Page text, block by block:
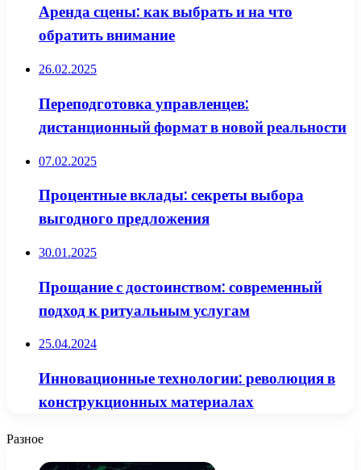
Аренда сцены: как выбрать и на что
обратить внимание
26.02.2025
Переподготовка управленцев:
дистанционный формат в новой реальности
07.02.2025
Процентные вклады: секреты выбора
выгодного предложения
30.01.2025
Прощание с достоинством: современный
подход к ритуальным услугам
25.04.2024
Инновационные технологии: революция в
конструкционных материалах
Разное